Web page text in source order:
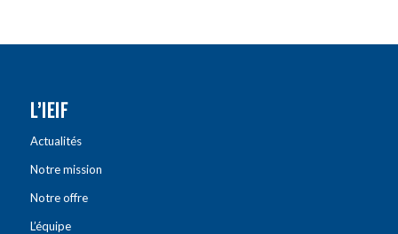
L’IEIF
Actualités
Notre mission
Notre offre
L’équipe